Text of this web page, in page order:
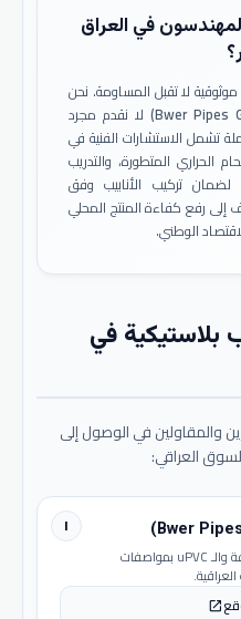
في العراق
موثوقية لا تقبل المساومة. نحن
لا نقدم مجرد
تشمل الاستشارات الفنية في
الحراري المتطورة، والتدريب
لضمان تركيب الأنابيب وفق
إلى رفع كفاءة المنتج المحلي
الوطني.
بلاستيكية في
والمقاولين في الوصول إلى
العراقي:
١
الرائدة في إنتاج أنابيب HDPE عالية الكثافة والـ uPVC بمواصفات
open_in_new